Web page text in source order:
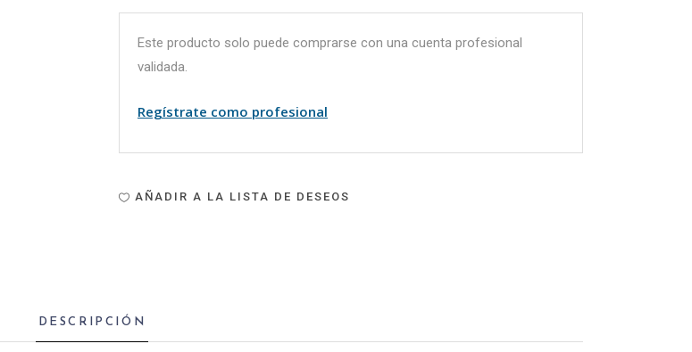
Este producto solo puede comprarse con una cuenta profesional
validada.
Regístrate como profesional
AÑADIR A LA LISTA DE DESEOS
DESCRIPCIÓN